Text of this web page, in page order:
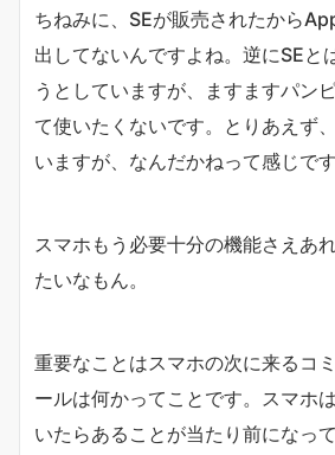
ちねみに、SEが販売されたから
出してないんですよね。逆にSEと
うとしていますが、ますますパン
て使いたくないです。とりあえず
いますが、なんだかねって感じです
スマホもう必要十分の機能さえあ
たいなもん。
重要なことはスマホの次に来るコ
ールは何かってことです。スマホ
いたらあることが当たり前になっ